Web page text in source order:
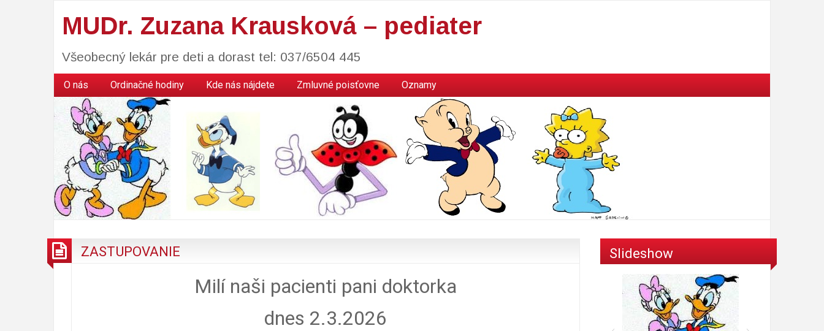
MUDr. Zuzana Krausková – pediater
Všeobecný lekár pre deti a dorast tel: 037/6504 445
O nás Ordinačné hodiny Kde nás nájdete Zmluvné poisťovne Oznamy
ZASTUPOVANIE
Milí naši pacienti pani doktorka
dnes 2.3.2026
Slideshow